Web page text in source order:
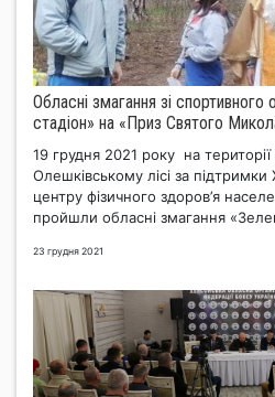
Обласні змагання зі спортивного
стадіон» на «Приз Святого
19 грудня 2021 року на
Олешківському лісі за
центру фізичного здоров’я
пройшли обласні змагання
23 грудня 2021